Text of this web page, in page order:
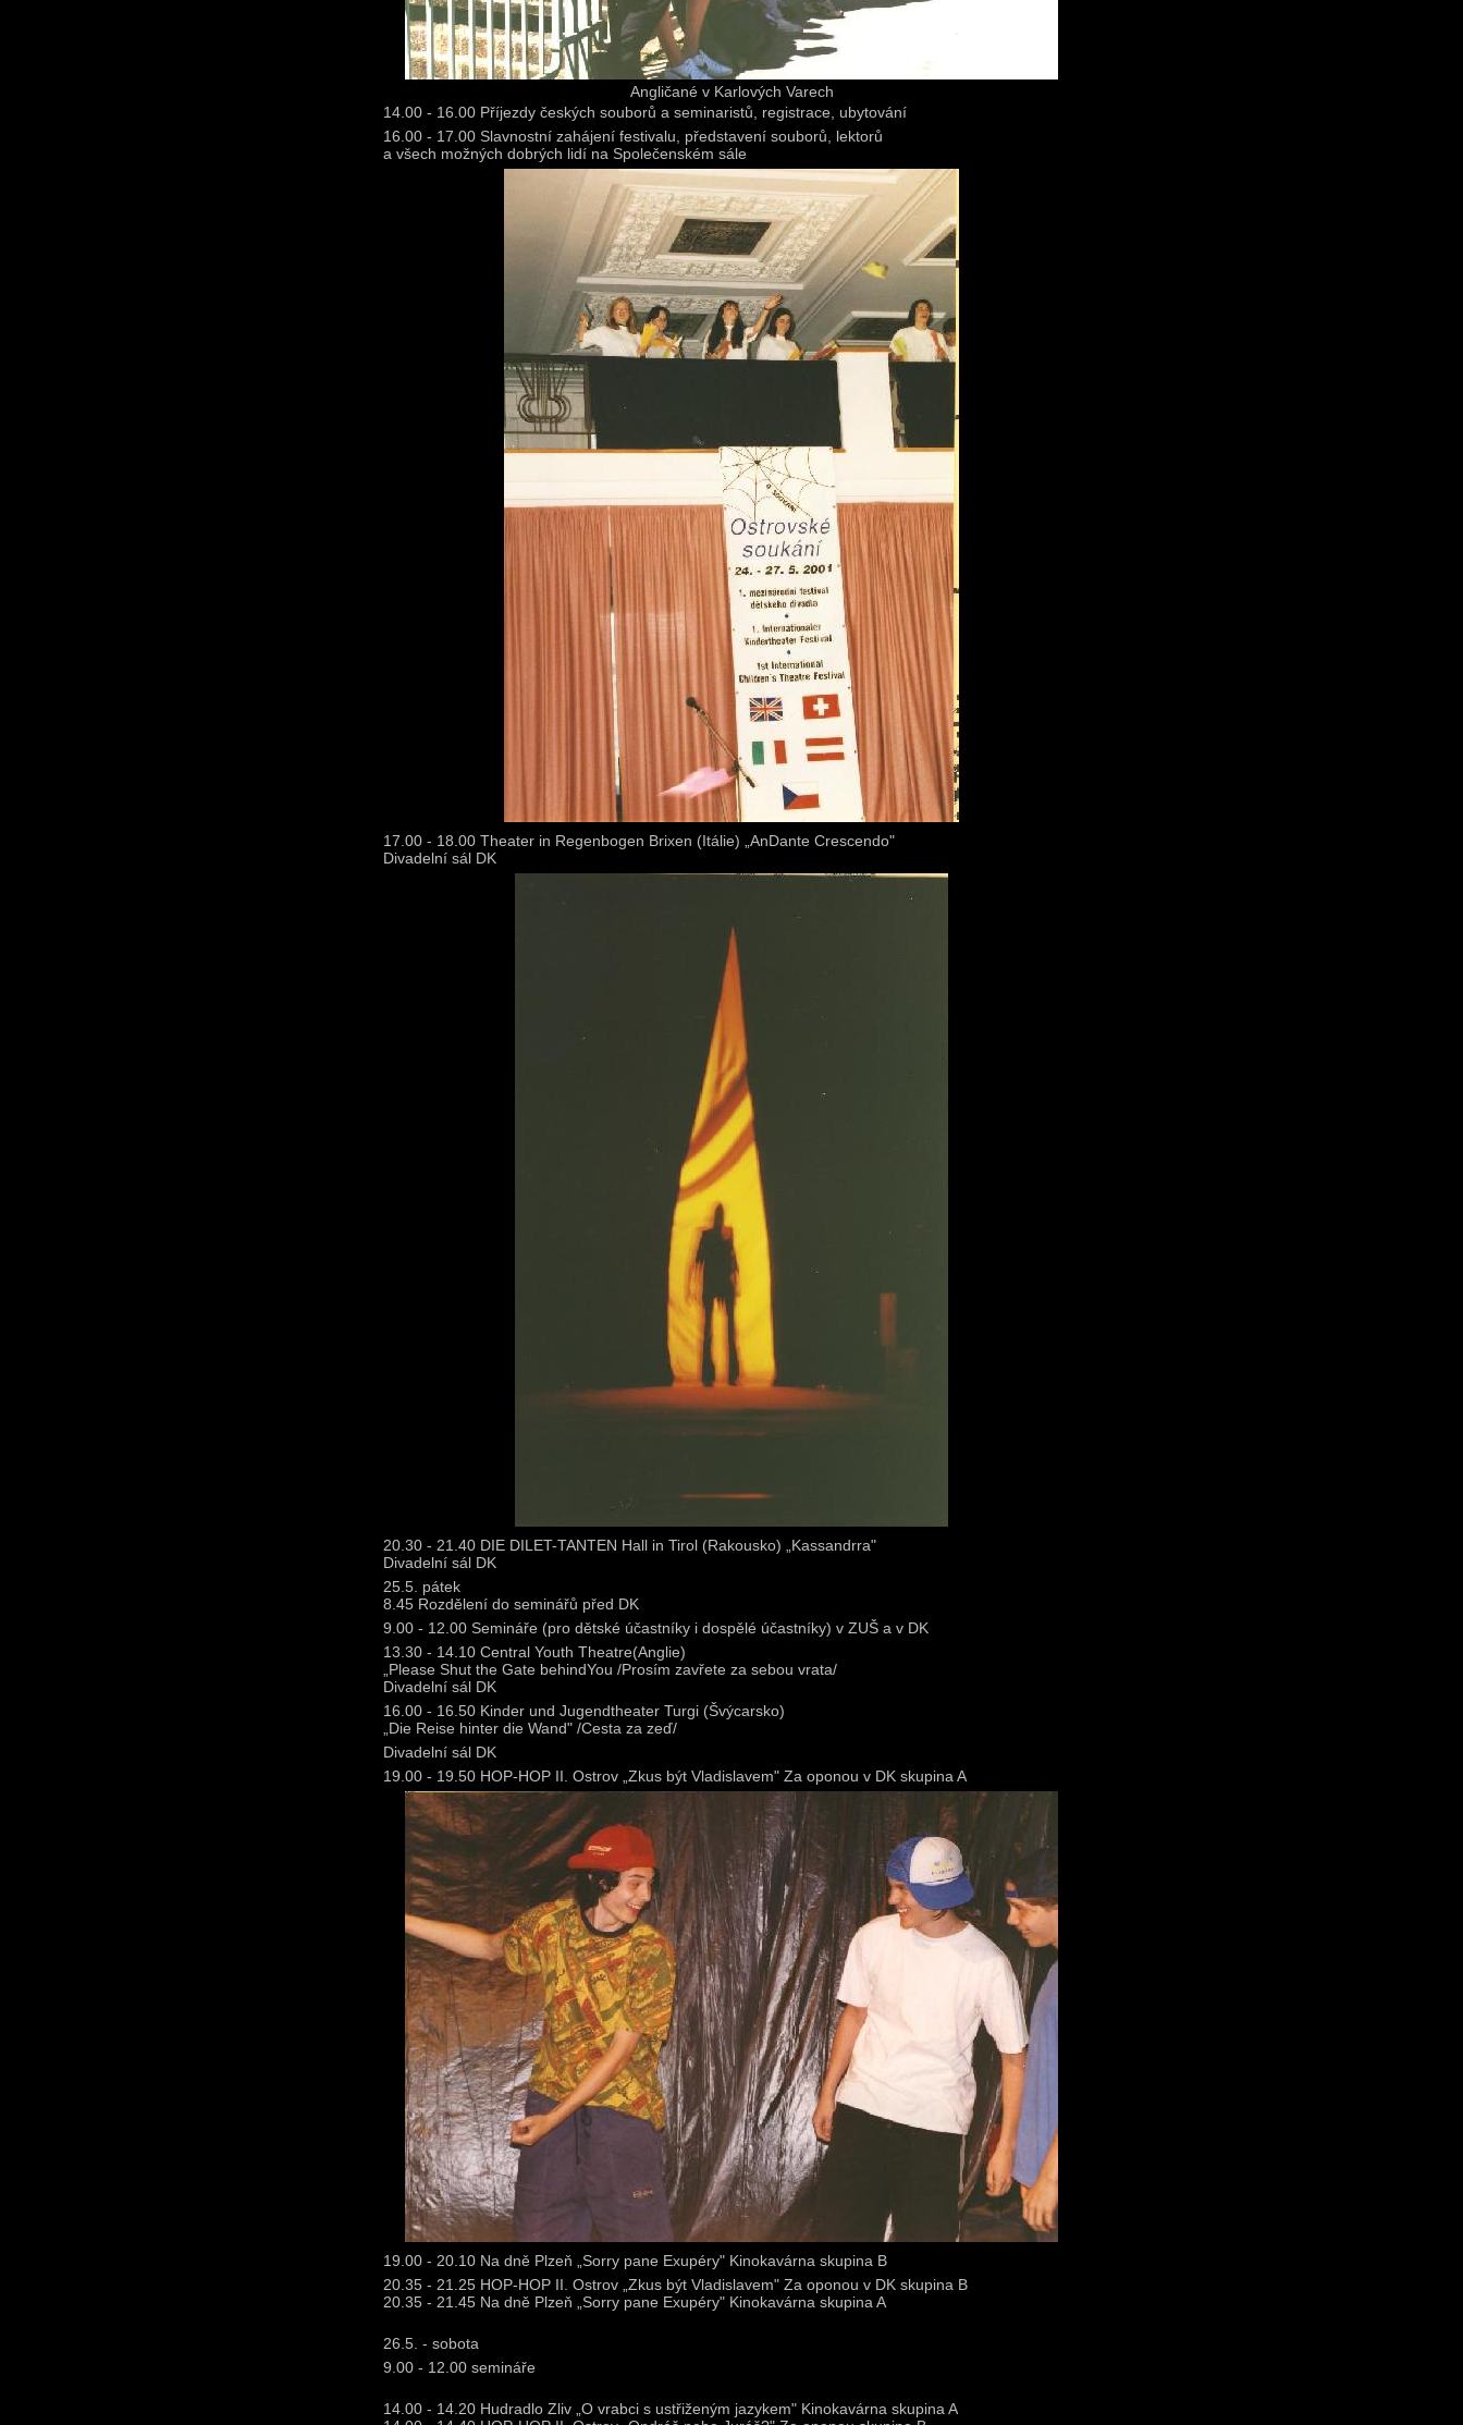
Angličané v Karlových Varech
14.00 - 16.00 Příjezdy českých souborů a seminaristů, registrace, ubytování
16.00 - 17.00 Slavnostní zahájení festivalu, představení souborů, lektorů
a všech možných dobrých lidí na Společenském sále
17.00 - 18.00 Theater in Regenbogen Brixen (Itálie) „AnDante Crescendo"
Divadelní sál DK
20.30 - 21.40 DIE DILET-TANTEN Hall in Tirol (Rakousko) „Kassandrra"
Divadelní sál DK
25.5. pátek
8.45 Rozdělení do seminářů před DK
9.00 - 12.00 Semináře (pro dětské účastníky i dospělé účastníky) v ZUŠ a v DK
13.30 - 14.10 Central Youth Theatre(Anglie)
„Please Shut the Gate behindYou /Prosím zavřete za sebou vrata/
Divadelní sál DK
16.00 - 16.50 Kinder und Jugendtheater Turgi (Švýcarsko)
„Die Reise hinter die Wand" /Cesta za zeď/
Divadelní sál DK
19.00 - 19.50 HOP-HOP II. Ostrov „Zkus být Vladislavem" Za oponou v DK skupina A
19.00 - 20.10 Na dně Plzeň „Sorry pane Exupéry" Kinokavárna skupina B
20.35 - 21.25 HOP-HOP II. Ostrov „Zkus být Vladislavem" Za oponou v DK skupina B
20.35 - 21.45 Na dně Plzeň „Sorry pane Exupéry" Kinokavárna skupina A
26.5. - sobota
9.00 - 12.00 semináře
14.00 - 14.20 Hudradlo Zliv „O vrabci s ustřiženým jazykem" Kinokavárna skupina A